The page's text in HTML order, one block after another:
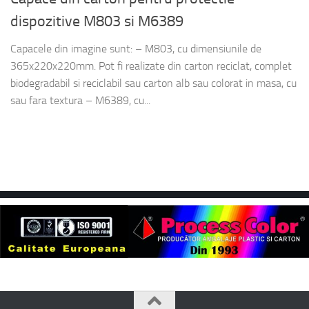
dispozitive M803 si M6389
Capacele din imagine sunt: – M803, cu dimensiunile de
365x220x220mm. Pot fi realizate din carton reciclat, complet
biodegradabil si reciclabil sau carton alb sau colorat in masa, cu
sau fara textura – M6389, cu...